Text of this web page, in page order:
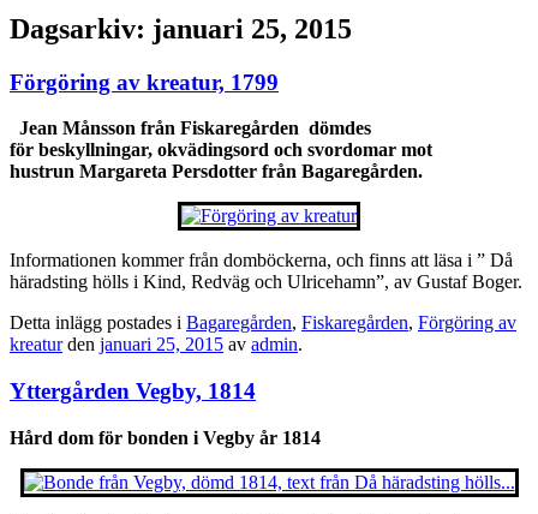
Dagsarkiv: januari 25, 2015
Förgöring av kreatur, 1799
Jean Månsson från Fiskaregården dömdes
för beskyllningar, okvädingsord och svordomar mot
hustrun Margareta Persdotter från Bagaregården.
Informationen kommer från domböckerna, och finns att läsa i ” Då
häradsting hölls i Kind, Redväg och Ulricehamn”, av Gustaf Boger.
Detta inlägg postades i Bagaregården, Fiskaregården, Förgöring av
kreaturden januari 25, 2015 av admin.
Yttergården Vegby, 1814
Hård dom för bonden i Vegby år 1814